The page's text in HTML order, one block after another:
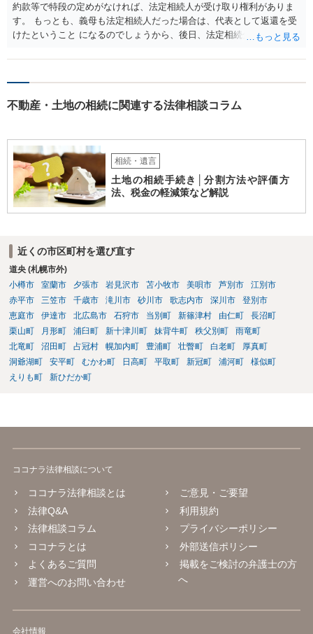
約款等で特段の定めがなければ、法定相続人が受け取り権利がありま
す。 もっとも、義母も法定相続人だった場合は、代表として返還を受
けたということ になるのでしょうから、後日、法定相続分に基づいて
不動産・土地の相続に関連する法律相談コラム
相続・遺言
土地の相続手続き│分割方法や評価方
法、税金の軽減策など解説
近くの市区町村を選び直す
道央 (札幌市外)
小樽市
室蘭市 夕張市 岩見沢市 苫小牧市 美唄市 芦別市
江別市
赤平市
三笠市 千歳市 滝川市 砂川市 歌志内市 深川市
登別市
恵庭市
伊達市 北広島市 石狩市 当別町 新篠津村 由仁町
長沼町
栗山町
月形町 浦臼町 新十津川町 妹背牛町 秩父別町
雨竜町
北竜町
沼田町 占冠村 幌加内町 豊浦町 壮瞥町 白老町
厚真町
洞爺湖町
安平町 むかわ町 日高町 平取町 新冠町 浦河町
様似町
えりも町
新ひだか町
ココナラ法律相談について
ココナラ法律相談とは
法律Q&A
法律相談コラム
ココナラとは
よくあるご質問
運営へのお問い合わせ
ご意見・ご要望
利用規約
プライバシーポリシー
外部送信ポリシー
掲載をご検討の弁護士の方
へ
会社情報